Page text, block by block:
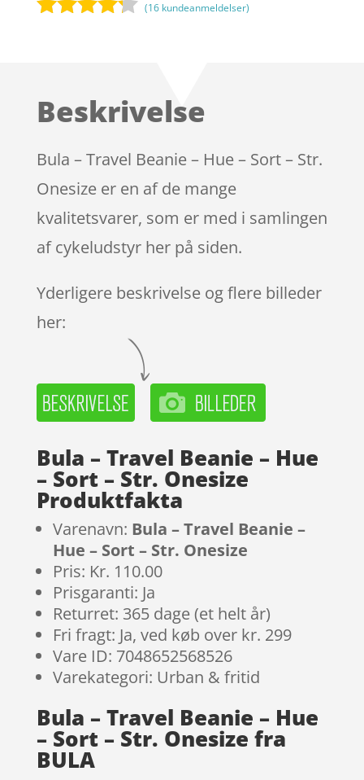
på
mmelser
(16 kundeanmeldelser)
Beskrivelse
Bula – Travel Beanie – Hue – Sort – Str.
Onesize er en af de mange
kvalitetsvarer, som er med i samlingen
af cykeludstyr her på siden.
Yderligere beskrivelse og flere billeder
her:
Bula – Travel Beanie – Hue
– Sort – Str. Onesize
Produktfakta
Varenavn: Bula – Travel Beanie –
Hue – Sort – Str. Onesize
Pris: Kr. 110.00
Prisgaranti: Ja
Returret: 365 dage (et helt år)
Fri fragt: Ja, ved køb over kr. 299
Vare ID: 7048652568526
Varekategori: Urban & fritid
Bula – Travel Beanie – Hue
– Sort – Str. Onesize fra
BULA